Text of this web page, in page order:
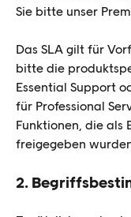
Sie bitte unser
Das SLA gilt für
bitte die
Essential Support
für Professional
Funktionen, die als
freigegeben
2.